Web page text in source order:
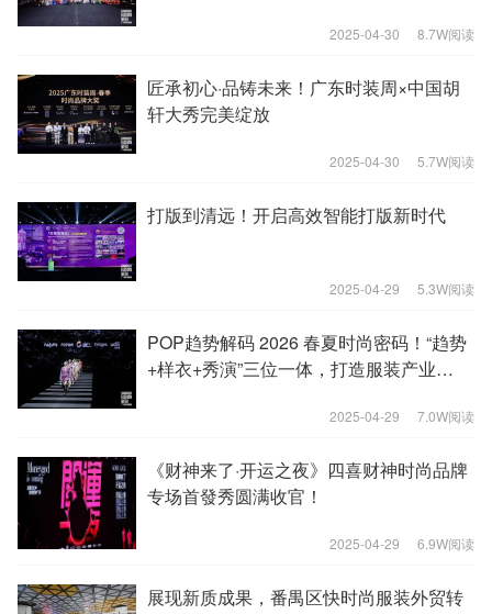
2025-04-30 8.7W阅读
匠承初心·品铸未来！广东时装周×中国胡
轩大秀完美绽放
2025-04-30 5.7W阅读
打版到清远！开启高效智能打版新时代
2025-04-29 5.3W阅读
POP趋势解码 2026 春夏时尚密码！“趋势
+样衣+秀演”三位一体，打造服装产业
2025-04-29 7.0W阅读
《财神来了·开运之夜》四喜财神时尚品牌
专场首發秀圆满收官！
2025-04-29 6.9W阅读
展现新质成果，番禺区快时尚服装外贸转